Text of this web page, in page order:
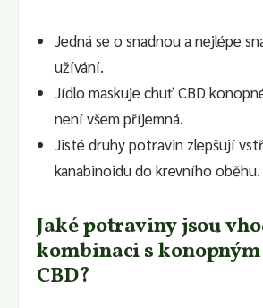
Jedná se o snadnou a nejlépe
užívání.
Jídlo maskuje chuť CBD
není všem příjemná.
Jisté druhy potravin zlepšují
kanabinoidu do krevního oběhu.
Jaké potraviny jsou
kombinaci s
CBD?